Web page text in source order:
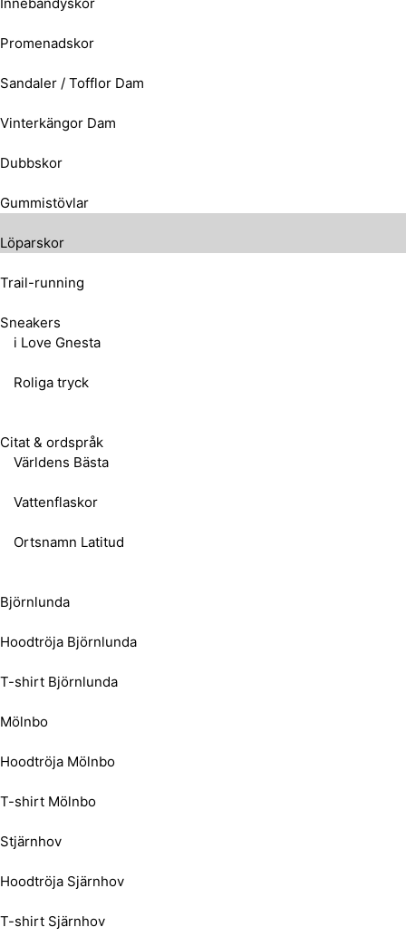
Innebandyskor
Promenadskor
Sandaler / Tofflor Dam
Vinterkängor Dam
Dubbskor
Gummistövlar
Löparskor
Trail-running
Sneakers
i Love Gnesta
Roliga tryck
Citat & ordspråk
Världens Bästa
Vattenflaskor
Ortsnamn Latitud
Björnlunda
Hoodtröja Björnlunda
T-shirt Björnlunda
Mölnbo
Hoodtröja Mölnbo
T-shirt Mölnbo
Stjärnhov
Hoodtröja Sjärnhov
T-shirt Sjärnhov